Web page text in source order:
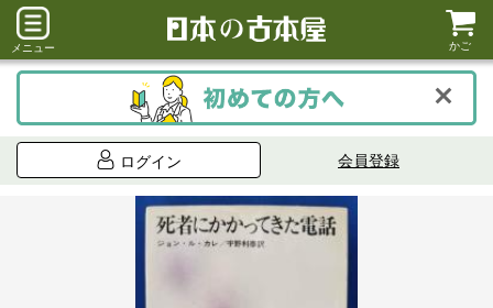
メニュー かご
ログイン 会員登録